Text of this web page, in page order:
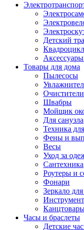
Детский
Товары для дома
Пылесосы
Швабры
Мойщик
Для санузла
Техника
Фены и
Весы
Уход за
Сантехника
Роутеры и
Фонари
Зеркало
Часы и браслеты
Детские